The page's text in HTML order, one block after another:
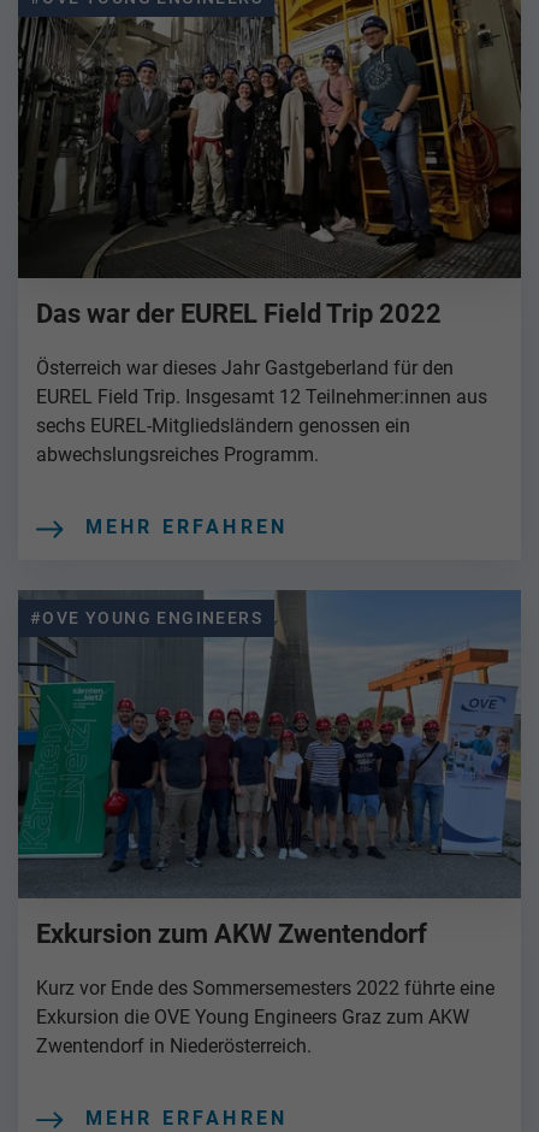
Das war der EUREL Field Trip 2022
Österreich war dieses Jahr Gastgeberland für den
EUREL Field Trip. Insgesamt 12 Teilnehmer:innen aus
sechs EUREL-Mitgliedsländern genossen ein
abwechslungsreiches Programm.
MEHR ERFAHREN
#OVE YOUNG ENGINEERS
Exkursion zum AKW Zwentendorf
Kurz vor Ende des Sommersemesters 2022 führte eine
Exkursion die OVE Young Engineers Graz zum AKW
Zwentendorf in Niederösterreich.
MEHR ERFAHREN